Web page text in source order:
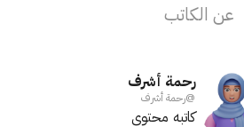
عن الكاتب
رحمة أشرف
@رحمة أشرف
كاتبه محتوى